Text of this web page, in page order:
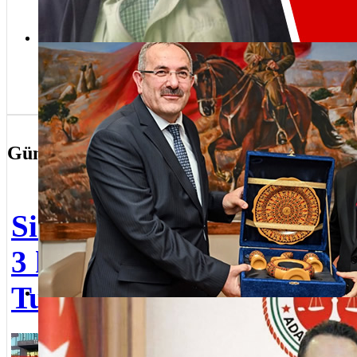
Adalet Bakan Yardımcımızın Üsküdarlılara selamı var
Sedat Ayyıldız Adalet Bakan Yardımcılığı’na atandı
Güncel Olaylar
Sinem Dedetaş ve
3 kişi Neden
Tutuklandı?